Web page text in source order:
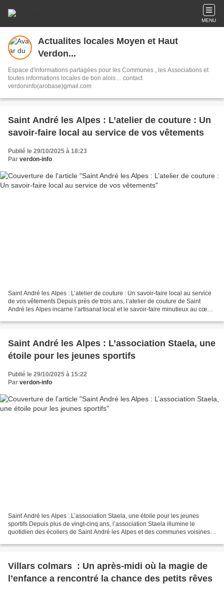
MENU
Actualites locales Moyen et Haut
Verdon...
Espace d'informations partagées pour les Communes , les Associations et
toutes informations locales de bon alois ... contact
verdoninfo(arobase)gmail.com
Saint André les Alpes : L’atelier de couture : Un
savoir-faire local au service de vos vêtements
Publié le 29/10/2025 à 18:23
Par verdon-info
Saint André les Alpes : L’atelier de couture : Un savoir-faire local au service
de vos vêtements Depuis près de trois ans, l’atelier de couture de Saint
André les Alpes incarne l’artisanat local et le savoir-faire minutieux au cœur
Saint André les Alpes : L’association Staela, une
étoile pour les jeunes sportifs
Publié le 29/10/2025 à 15:22
Par verdon-info
Saint André les Alpes : L’association Staela, une étoile pour les jeunes
sportifs Depuis plus de vingt-cinq ans, l’association Staela illumine le
quotidien des écoliers de Saint André les Alpes et des communes voisines
Villars colmars : Un après-midi où la magie de
l’enfance a rencontré la chance des petits rêves